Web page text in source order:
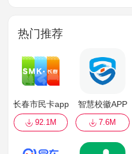
热门推荐
长春市民卡app
92.1M
智慧校徽APP
7.6M